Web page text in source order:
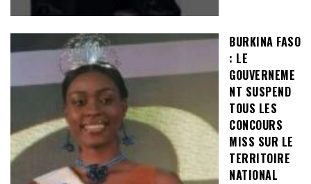
BURKINA FASO
: LE
GOUVERNEME
NT SUSPEND
TOUS LES
CONCOURS
MISS SUR LE
TERRITOIRE
NATIONAL